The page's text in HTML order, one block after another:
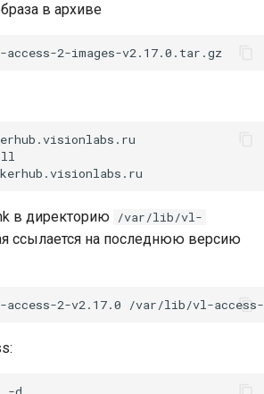
в архиве
в директорию /var/lib/vl-
ссылается на последнюю версию